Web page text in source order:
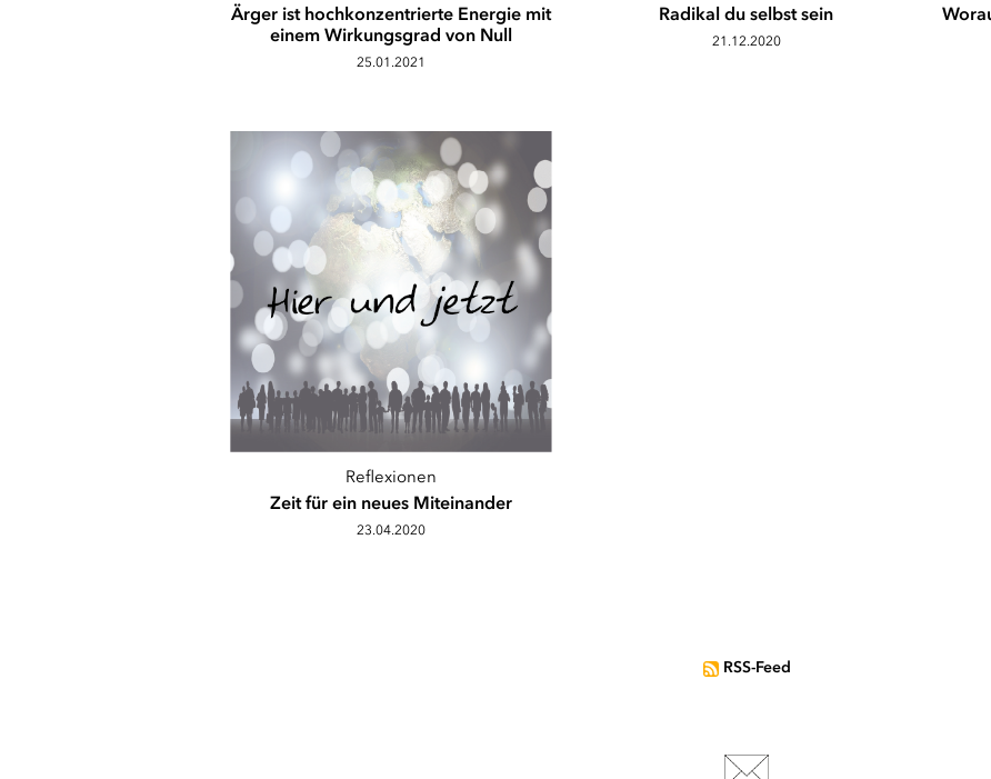
Ärger ist hochkonzentrierte Energie mit
einem Wirkungsgrad von Null
25.01.2021
Radikal du selbst sein
21.12.2020
Reflexionen
Zeit für ein neues Miteinander
23.04.2020
RSS-Feed